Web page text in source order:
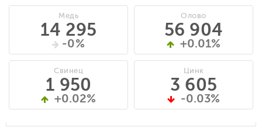
Медь
14 295
-0%
Свинец
1 950
+0.02%
Олово
56 904
+0.01%
Цинк
3 605
-0.03%